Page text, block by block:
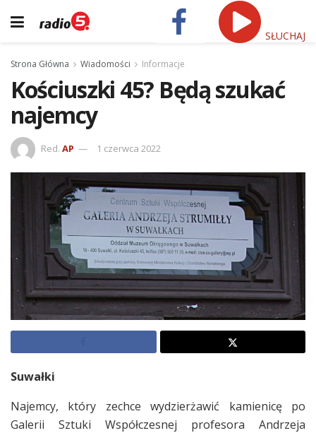
SŁUCHAJ
Strona Główna Wiadomości Informacje
Kościuszki 45? Będą szukać
najemcy
Red. AP 1 czerwca 2022
Suwałki
Najemcy, który zechce wydzierżawić kamienicę po
Galerii Sztuki Współczesnej profesora Andrzeja